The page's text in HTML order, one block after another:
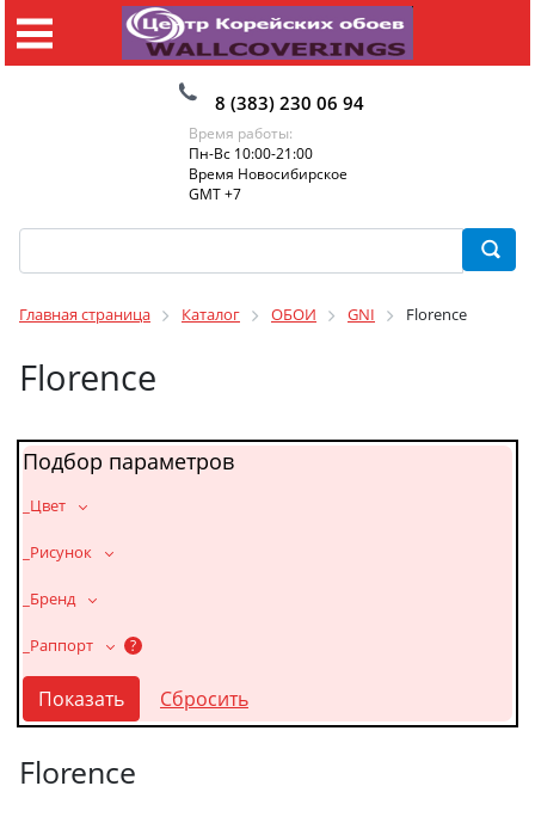
8 (383) 230 06 94
Время работы:
Пн-Вс 10:00-21:00
Время Новосибирское
GMT +7
Главная страница Каталог ОБОИ GNI Florence
Florence
Подбор параметров
_Цвет
_Рисунок
_Бренд
_Раппорт ?
Florence